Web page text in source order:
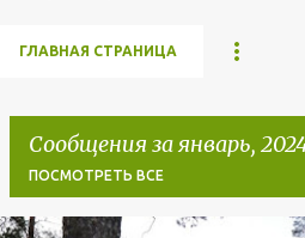
ГЛАВНАЯ СТРАНИЦА
Сообщения за январь,
ПОСМОТРЕТЬ ВСЕ